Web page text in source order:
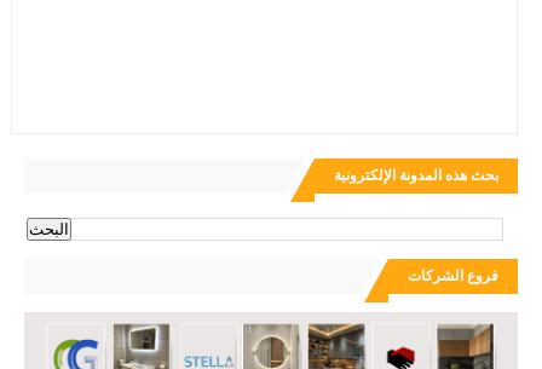
بحث هذه المدونة الإلكترونية
فروع الشركات